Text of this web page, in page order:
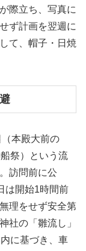
際立ち、写真に
ず計画を翌週に
て、帽子・日焼
本殿大前の
祭）という流
訪問前に公
は開始1時間前
理をせず安全第
社の「雛流し」
に基づき、車